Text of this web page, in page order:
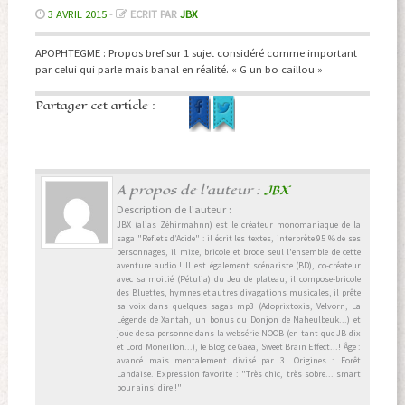
3 AVRIL 2015- ECRIT PAR JBX
APOPHTEGME : Propos bref sur 1 sujet considéré comme important
par celui qui parle mais banal en réalité. « G un bo caillou »
Partager cet article :
A propos de l'auteur :JBX
Description de l'auteur :
JBX (alias Zéhirmahnn) est le créateur monomaniaque de la
saga "Reflets d’Acide" : il écrit les textes, interprète 95 % de ses
personnages, il mixe, bricole et brode seul l'ensemble de cette
aventure audio ! Il est également scénariste (BD), co-créateur
avec sa moitié (Pétulia) du Jeu de plateau, il compose-bricole
des Bluettes, hymnes et autres divagations musicales, il prête
sa voix dans quelques sagas mp3 (Adoprixtoxis, Velvorn, La
Légende de Xantah, un bonus du Donjon de Naheulbeuk...) et
joue de sa personne dans la websérie NOOB (en tant que JB dix
et Lord Moneillon...), le Blog de Gaea, Sweet Brain Effect...! Âge :
avancé mais mentalement divisé par 3. Origines : Forêt
Landaise. Expression favorite : "Très chic, très sobre... smart
pour ainsi dire !"